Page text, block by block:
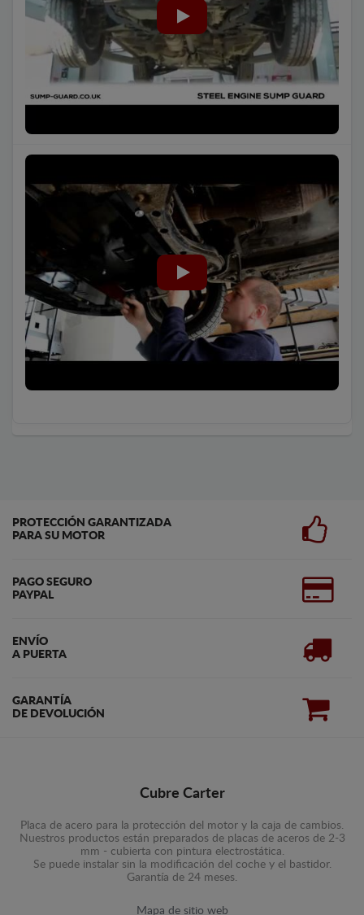
PROTECCIÓN GARANTIZADA
PARA SU MOTOR
PAGO SEGURO
PAYPAL
ENVÍO
A PUERTA
GARANTÍA
DE DEVOLUCIÓN
Cubre Carter
Placa de acero para la protección del motor y la caja de cambios.
Nuestros productos están preparados de placas de aceros de 2-3
mm - cubierta con pintura electrostática.
Se puede instalar sin la modificación del coche y el bastidor.
Garantía de 24 meses.
Mapa de sitio web